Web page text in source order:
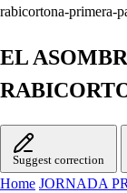
rabicortona-primera-
EL
Suggest correction
Home JORNADA